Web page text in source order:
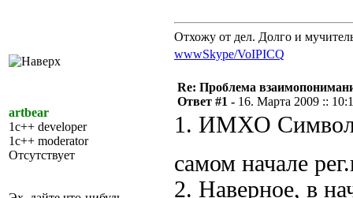
Отхожу от дел. Долго и
wwwSkype/VoIPICQ
artbear
1c++ developer
1c++ moderator
Отсутствует
Re: Проблема
Ответ #1 - 16. Марта 2009 ::
1. ИМХО Символ
самом начале
2. Наверное, в